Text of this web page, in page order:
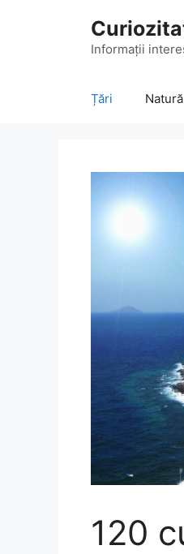
Informații
Țări Natură
120